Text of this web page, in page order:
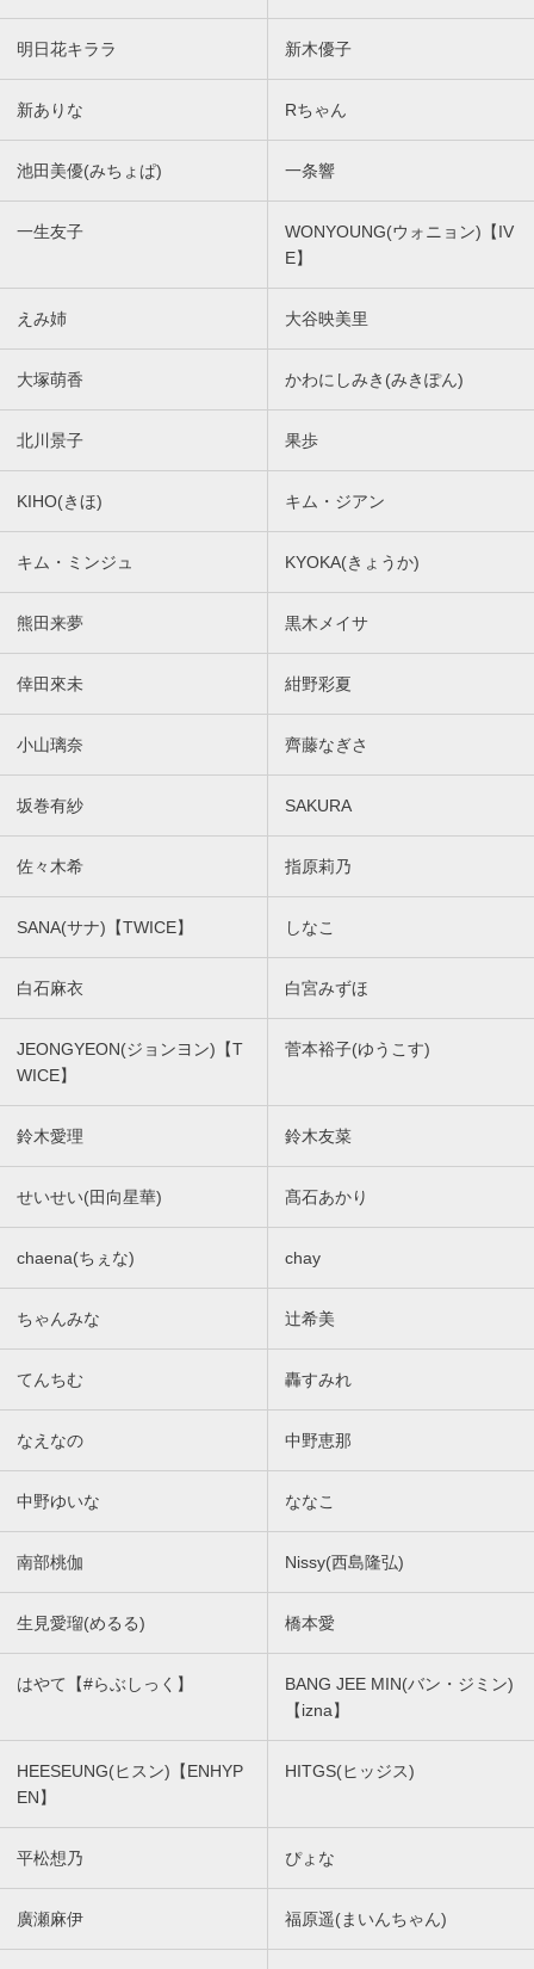
明日花キララ 新木優子
新ありな Rちゃん
池田美優(みちょぱ) 一条響
一生友子
WONYOUNG(ウォニョン)【IV
E】
えみ姉 大谷映美里
大塚萌香 かわにしみき(みきぽん)
北川景子 果歩
KIHO(きほ) キム・ジアン
キム・ミンジュ KYOKA(きょうか)
熊田来夢 黒木メイサ
倖田來未 紺野彩夏
小山璃奈 齊藤なぎさ
坂巻有紗 SAKURA
佐々木希 指原莉乃
SANA(サナ)【TWICE】 しなこ
白石麻衣 白宮みずほ
JEONGYEON(ジョンヨン)【T
WICE】
菅本裕子(ゆうこす)
鈴木愛理 鈴木友菜
せいせい(田向星華) 髙石あかり
chaena(ちぇな) chay
ちゃんみな 辻希美
てんちむ 轟すみれ
なえなの 中野恵那
中野ゆいな ななこ
南部桃伽 Nissy(西島隆弘)
生見愛瑠(めるる) 橋本愛
はやて【#らぶしっく】
BANG JEE MIN(バン・ジミン)
【izna】
HEESEUNG(ヒスン)【ENHYP
EN】
HITGS(ヒッジス)
平松想乃 ぴょな
廣瀬麻伊 福原遥(まいんちゃん)